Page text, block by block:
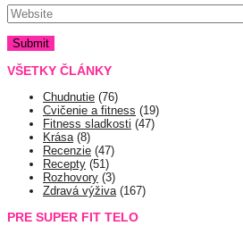
VŠETKY ČLÁNKY
Chudnutie (76)
Cvičenie a fitness (19)
Fitness sladkosti (47)
Krása(8)
Recenzie (47)
Recepty (51)
Rozhovory (3)
Zdravá výživa(167)
PRE SUPER FIT TELO